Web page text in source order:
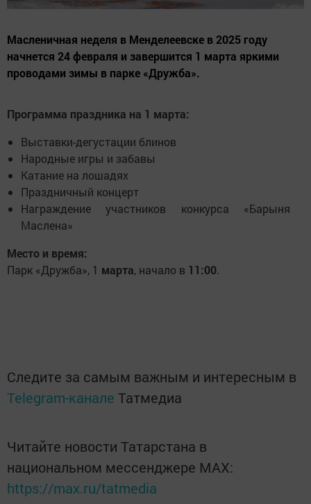
Масленичная неделя в Менделеевске в 2025 году
начнется 24 февраля и завершится 1 марта яркими
проводами зимы в парке «Дружба».
Программа праздника на 1 марта:
Выставки-дегустации блинов
Народные игры и забавы
Катание на лошадях
Праздничный концерт
Награждение участников конкурса «Барыня
Маслена»
Место и время:
Парк «Дружба», 1 марта, начало в 11:00.
Следите за самым важным и интересным в
Telegram-канале Татмедиа
Читайте новости Татарстана в
национальном мессенджере MАХ:
https://max.ru/tatmedia